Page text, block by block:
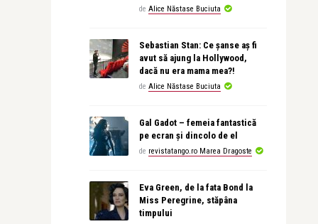
de Alice Năstase Buciuta
Sebastian Stan: Ce șanse aș fi
avut să ajung la Hollywood,
dacă nu era mama mea?!
de Alice Năstase Buciuta
Gal Gadot – femeia fantastică
pe ecran și dincolo de el
de revistatango.ro Marea Dragoste
Eva Green, de la fata Bond la
Miss Peregrine, stăpâna
timpului